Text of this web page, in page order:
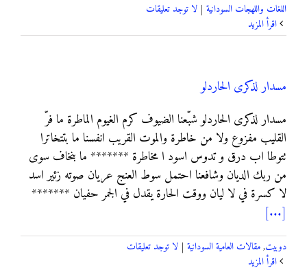
اللغات واللهجات السودانية | لا توجد تعليقات
مسدار لذكرى الحاردلو
مسدار لذكرى الحاردلو شبّعنا الضيوف كرم الغيوم الماطرة ما فرّ
القليب مفزوع ولا من خاطرة والموت القريب انفسنا ما بتتخاترا
تتوطا اب درق و تدوس اسود ا مخاطرة ******* ما بنخاف سوى
من ربك الديان وشافعنا احتمل سوط العنج عريان صوته زئير اسد
لا كسرة في لا ليان ووقت الحارة يقدل في الجمر حفيان *******
[...]
دوبيت,مقالات العامية السودانية | لا توجد تعليقات